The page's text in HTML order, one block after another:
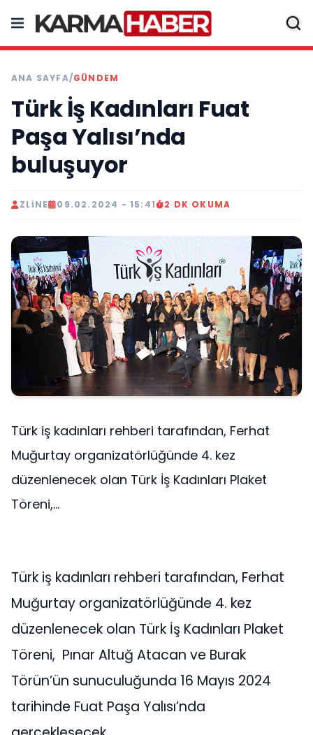
ANA SAYFA/GÜNDEM
Türk İş Kadınları Fuat
Paşa Yalısı’nda
buluşuyor
ZLINE 09.02.2024 - 15:41 2 DK OKUMA
Türk iş kadınları rehberi tarafından, Ferhat
Muğurtay organizatörlüğünde 4. kez
düzenlenecek olan Türk İş Kadınları Plaket
Töreni,...
Türk iş kadınları rehberi tarafından, Ferhat
Muğurtay organizatörlüğünde 4. kez
düzenlenecek olan Türk İş Kadınları Plaket
Töreni, Pınar Altuğ Atacan ve Burak
Törün’ün sunuculuğunda 16 Mayıs 2024
tarihinde Fuat Paşa Yalısı’nda